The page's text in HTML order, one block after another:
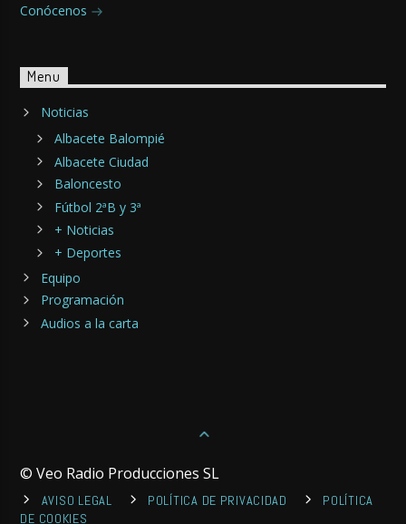
Conócenos
Menu
Noticias
Albacete Balompié
Albacete Ciudad
Baloncesto
Fútbol 2ªB y 3ª
+ Noticias
+ Deportes
Equipo
Programación
Audios a la carta
© Veo Radio Producciones SL
AVISO LEGAL POLÍTICA DE PRIVACIDAD
POLÍTICA
DE COOKIES